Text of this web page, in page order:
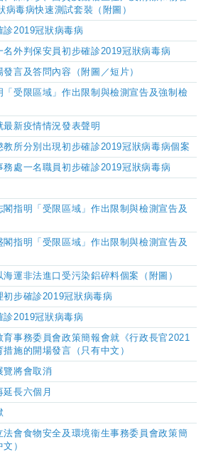
病毒病快速測試套裝（附圖）
2019冠狀病毒病
名外判保安員初步確診2019冠狀病毒病
言及答問內容（附圖／短片）
「受限區域」作出限制與檢測宣告及強制檢
新疫情情況發表聲明
教所分別出現初步確診2019冠狀病毒病個案
處一名職員初步確診2019冠狀病毒病
指明「受限區域」作出限制與檢測宣告及
指明「受限區域」作出限制與檢測宣告及
運非法進口受污染鋁碎料個案（附圖）
初步確診2019冠狀病毒病
2019冠狀病毒病
事務委員會政策簡報會就《行政長官2021
施的開場發言（只有中文）
覽將會取消
長六個月
會食物安全及環境衞生事務委員會政策簡
）